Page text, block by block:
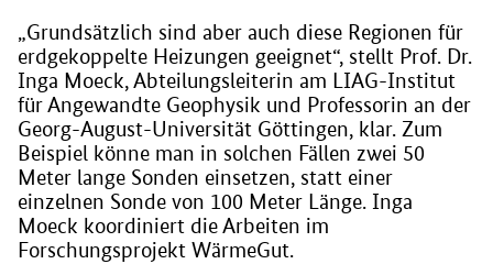
„Grundsätzlich sind aber auch diese Regionen für
erdgekoppelte Heizungen geeignet“, stellt Prof. Dr.
Inga Moeck, Abteilungsleiterin am LIAG-Institut
für Angewandte Geophysik und Professorin an der
Georg-August-Universität Göttingen, klar. Zum
Beispiel könne man in solchen Fällen zwei 50
Meter lange Sonden einsetzen, statt einer
einzelnen Sonde von 100 Meter Länge. Inga
Moeck koordiniert die Arbeiten im
Forschungsprojekt WärmeGut.